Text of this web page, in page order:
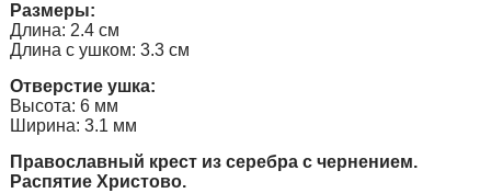
Размеры:
Длина: 2.4 см
Длина с ушком: 3.3 см
Отверстие ушка:
Высота: 6 мм
Ширина: 3.1 мм
Православный крест из серебра с чернением.
Распятие Христово.